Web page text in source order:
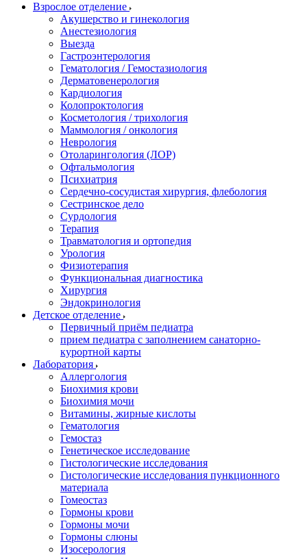
Взрослое отделение
Акушерство и гинекология
Анестезиология
Выезда
Гастроэнтерология
Гематология / Гемостазиология
Дерматовенерология
Кардиология
Колопроктология
Косметология / трихология
Маммология / онкология
Неврология
Отоларингология (ЛОР)
Офтальмология
Психиатрия
Сердечно-сосудистая хирургия, флебология
Сестринское дело
Сурдология
Терапия
Травматология и ортопедия
Урология
Физиотерапия
Функциональная диагностика
Хирургия
Эндокринология
Детское отделение
Первичный приём педиатра
прием педиатра с заполнением санаторно-
курортной карты
Лаборатория
Аллергология
Биохимия крови
Биохимия мочи
Витамины, жирные кислоты
Гематология
Гемостаз
Генетическое исследование
Гистологические исследования
Гистологические исследования пункционного
материала
Гомеостаз
Гормоны крови
Гормоны мочи
Гормоны слюны
Изосерология